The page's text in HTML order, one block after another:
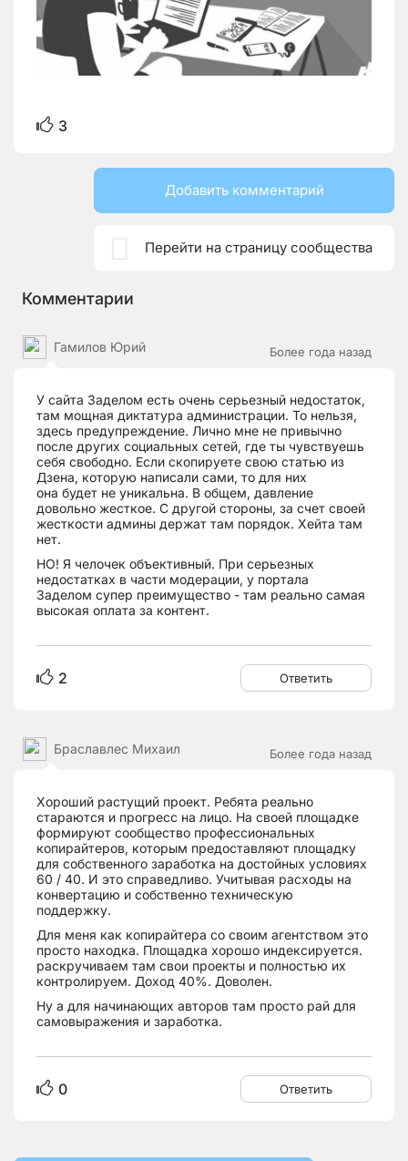
3
Добавить комментарий
Перейти на страницу сообщества
Комментарии
Более года назад
Гамилов Юрий
У сайта Заделом есть очень серьезный недостаток,
там мощная диктатура администрации. То нельзя,
здесь предупреждение. Лично мне не привычно
после других социальных сетей, где ты чувствуешь
себя свободно. Если скопируете свою статью из
Дзена, которую написали сами, то для них
она будет не уникальна. В общем, давление
довольно жесткое. С другой стороны, за счет своей
жесткости админы держат там порядок. Хейта там
нет.
НО! Я челочек объективный. При серьезных
недостатках в части модерации, у портала
Заделом супер преимущество - там реально самая
высокая оплата за контент.
2 Ответить
Более года назад
Браславлес Михаил
Хороший растущий проект. Ребята реально
стараются и прогресс на лицо. На своей площадке
формируют сообщество профессиональных
копирайтеров, которым предоставляют площадку
для собственного заработка на достойных условиях
60 / 40. И это справедливо. Учитывая расходы на
конвертацию и собственно техническую
поддержку.
Для меня как копирайтера со своим агентством это
просто находка. Площадка хорошо индексируется.
раскручиваем там свои проекты и полностью их
контролируем. Доход 40%. Доволен.
Ну а для начинающих авторов там просто рай для
самовыражения и заработка.
0 Ответить